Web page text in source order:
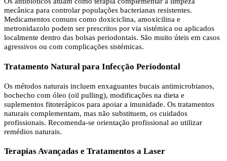
mecânica para controlar populações bacterianas resistentes.
Medicamentos comuns como doxiciclina, amoxicilina e
metronidazolo podem ser prescritos por via sistémica ou aplicados
localmente dentro das bolsas periodontais. São muito úteis em casos
agressivos ou com complicações sistémicas.
Tratamento Natural para Infecção Periodontal
Os métodos naturais incluem enxaguantes bucais antimicrobianos,
bochecho com óleo (oil pulling), modificações na dieta e
suplementos fitoterápicos para apoiar a imunidade. Os tratamentos
naturais complementam, mas não substituem, os cuidados
profissionais. Recomenda-se orientação profissional ao utilizar
remédios naturais.
Terapias Avançadas e Tratamentos a Laser